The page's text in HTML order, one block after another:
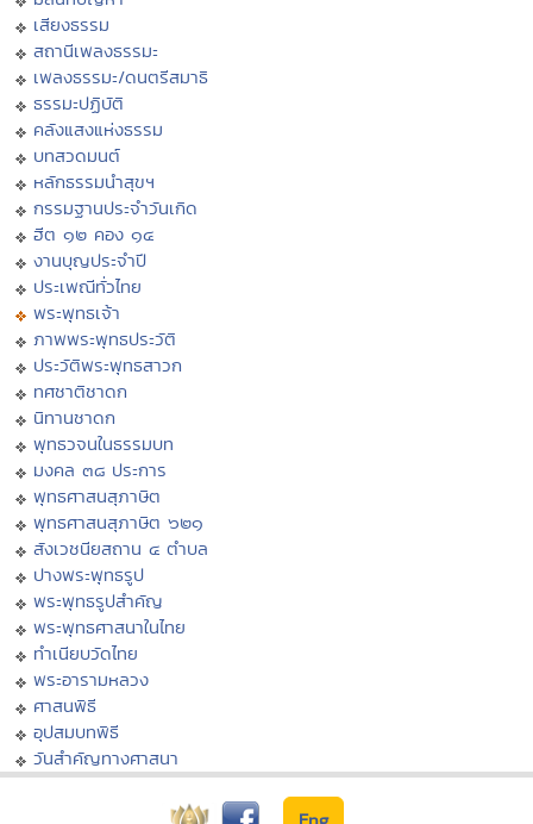
เสียงธรรม
สถานีเพลงธรรมะ
เพลงธรรมะ/ดนตรีสมาธิ
ธรรมะปฏิบัติ
คลังแสงแห่งธรรม
บทสวดมนต์
หลักธรรมนำสุขฯ
กรรมฐานประจำวันเกิด
ฮีต ๑๒ คอง ๑๔
งานบุญประจำปี
ประเพณีทั่วไทย
พระพุทธเจ้า
ภาพพระพุทธประวัติ
ประวัติพระพุทธสาวก
ทศชาติชาดก
นิทานชาดก
พุทธวจนในธรรมบท
มงคล ๓๘ ประการ
พุทธศาสนสุภาษิต
พุทธศาสนสุภาษิต ๖๒๑
สังเวชนียสถาน ๔ ตำบล
ปางพระพุทธรูป
พระพุทธรูปสำคัญ
พระพุทธศาสนาในไทย
ทำเนียบวัดไทย
พระอารามหลวง
ศาสนพิธี
อุปสมบทพิธี
วันสำคัญทางศาสนา